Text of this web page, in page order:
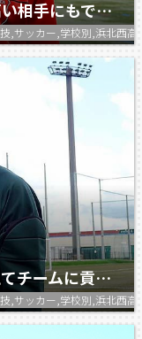
自分たちのサッカーをレベルの高い相手にもできるように頑張りたい。
,サッカー,学校別,浜北西高
試合に出られたなら無失点に抑えてチームに貢献できるようにしたい。
,サッカー,学校別,浜北西高